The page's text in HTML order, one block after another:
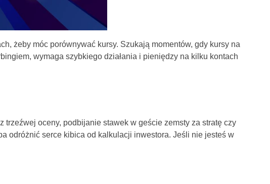
żeby móc porównywać kursy. Szukają momentów, gdy kursy na
wymaga szybkiego działania i pieniędzy na kilku kontach
oceny, podbijanie stawek w geście zemsty za stratę czy
odróżnić serce kibica od kalkulacji inwestora. Jeśli nie jesteś w